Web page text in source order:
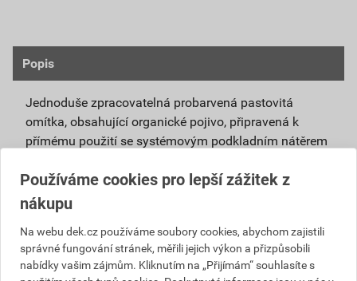
Popis
Jednoduše zpracovatelná probarvená pastovitá
omítka, obsahující organické pojivo, připravená k
přímému použití se systémovým podkladním nátěrem
Vlivem ochlazování vnějšího souvrství
zateplovacích systémů v nočních hodinách,
dochází ke kondenzaci vody na povrchu, která
vytváří živnou půdu pro růst nevzhledných řas.
Povrch omítky weberpas aquaBalance dokáže
Používáme cookies pro lepší zážitek z
nákupu
Na webu dek.cz používáme soubory cookies, abychom zajistili
správné fungování stránek, měřili jejich výkon a přizpůsobili
nabídky vašim zájmům. Kliknutím na „Přijímám“ souhlasíte s